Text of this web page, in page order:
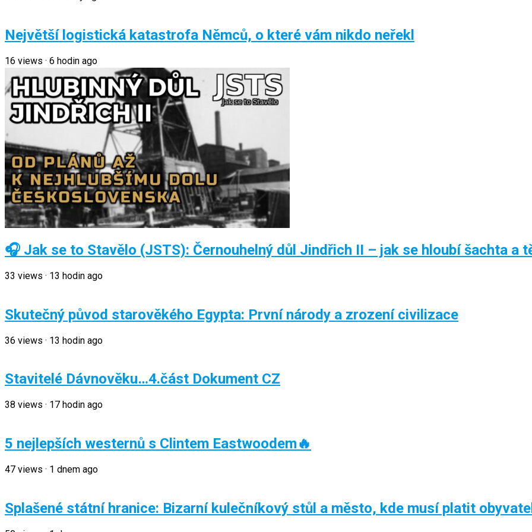
Největší logistická katastrofa Němců, o které vám nikdo neřekl
16 views · 6 hodin ago
🎧 Jak se to Stavělo (JSTS): Černouhelný důl Jindřich II – jak se hloubí šachta a
33 views · 13 hodin ago
Skutečný původ starověkého Egypta: První národy a zrození civilizace
36 views · 13 hodin ago
Stavitelé Dávnověku…4.část Dokument CZ
38 views · 17 hodin ago
5 nejlepších westernů s Clintem Eastwoodem🔥
47 views · 1 dnem ago
Splašené státní hranice: Bizarní kulečníkový stůl a město, kde musí platit